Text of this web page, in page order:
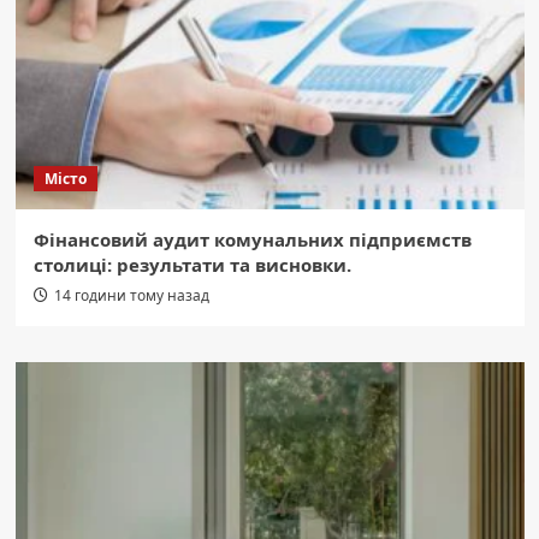
Місто
Фінансовий аудит комунальних підприємств
столиці: результати та висновки.
14 години тому назад